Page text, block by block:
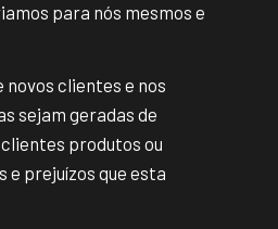
para nós mesmos e
novos clientes e nos
sejam geradas de
produtos ou
e prejuízos que esta